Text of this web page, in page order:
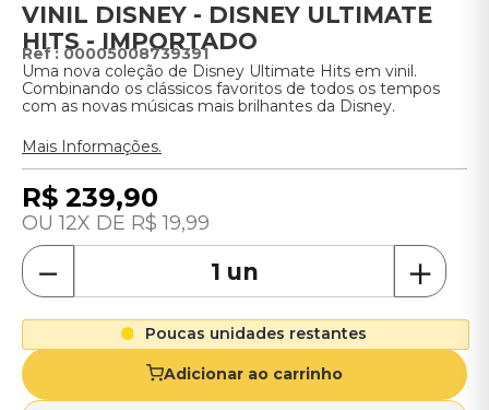
VINIL DISNEY - DISNEY ULTIMATE
HITS - IMPORTADO
: 00005008739391
Uma nova coleção de Disney Ultimate Hits em vinil.
Combinando os clássicos favoritos de todos os tempos
com as novas músicas mais brilhantes da Disney.
Mais Informações.
R$ 239,90
12 R$ 19,99
＋
－
Poucas unidades restantes
Adicionar ao carrinho